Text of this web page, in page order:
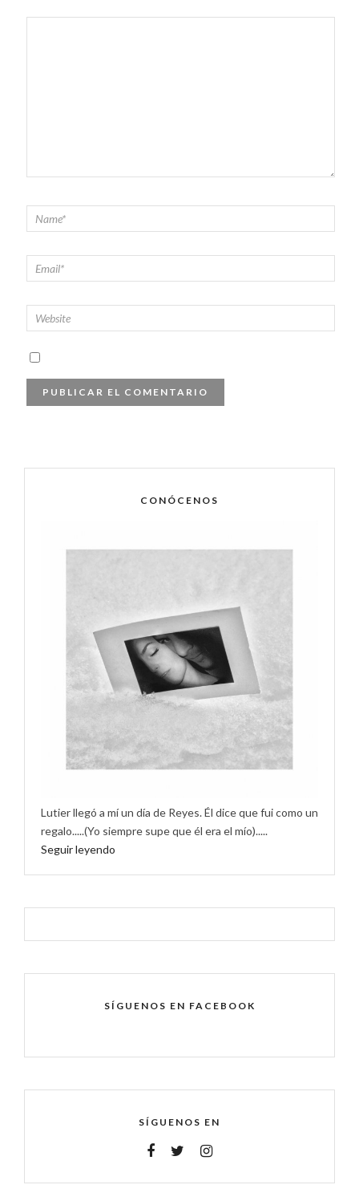
CONÓCENOS
Lutier llegó a mí un día de Reyes. Él dice que fui como un
regalo.....(Yo siempre supe que él era el mío).....
Seguir leyendo
SÍGUENOS EN FACEBOOK
SÍGUENOS EN